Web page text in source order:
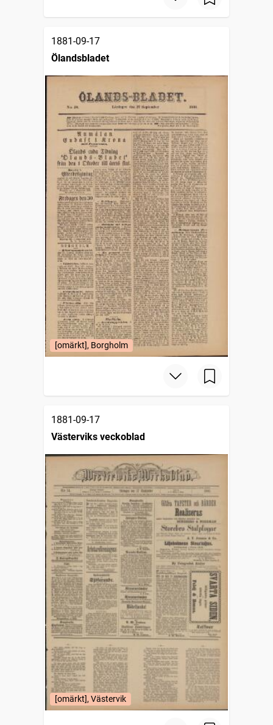
1881-09-17
Ölandsbladet
[omärkt], Borgholm
1881-09-17
Västerviks veckoblad
[omärkt], Västervik